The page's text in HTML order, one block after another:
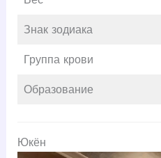
Знак зодиака
Группа крови
Образование
Юкён